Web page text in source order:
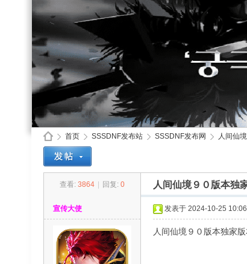
首页
›
SSSDNF发布站 SSSDNF发布网
›
人间仙
查看: 3864 回复: 0 人间仙境９０版本
宣传大使 发表于 2024-10-25
人间仙境９０版本独家